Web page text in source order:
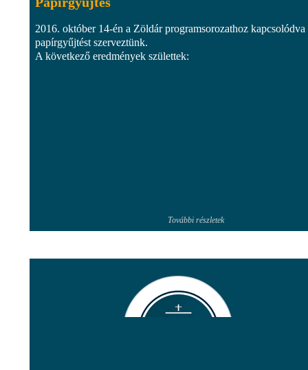
2016. október 14-én a Zöldár programsorozathoz kapcsolódva
papírgyűjtést szerveztünk.
A következő eredmények születtek:
További részletek